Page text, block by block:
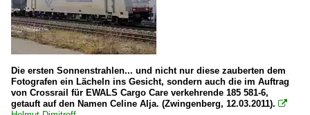
Die ersten Sonnenstrahlen... und nicht nur diese zauberten dem
Fotografen ein Lächeln ins Gesicht, sondern auch die im Auftrag
von Crossrail für EWALS Cargo Care verkehrende 185 581-6,
getauft auf den Namen Celine Alja. (Zwingenberg, 12.03.2011). 